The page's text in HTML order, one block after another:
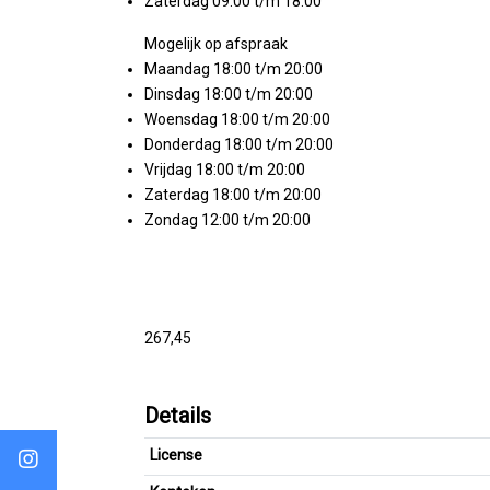
Mogelijk op afspraak
Maandag 18:00 t/m 20:00
Dinsdag 18:00 t/m 20:00
Woensdag 18:00 t/m 20:00
Donderdag 18:00 t/m 20:00
Vrijdag 18:00 t/m 20:00
Zaterdag 18:00 t/m 20:00
Zondag 12:00 t/m 20:00
267,45
Details
License